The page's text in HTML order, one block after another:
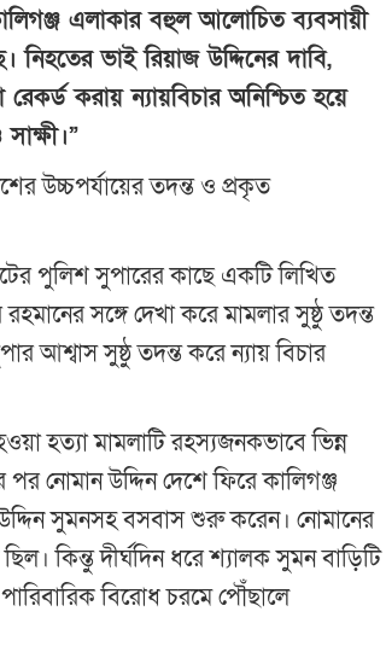
এলাকার বহুল আলোচিত ব্যবসায়ী
নিহতের ভাই রিয়াজ উদ্দিনের দাবি,
করায় ন্যায়বিচার অনিশ্চিত হয়ে
উচ্চপর্যায়ের তদন্ত ও প্রকৃত
পুলিশ সুপারের কাছে একটি লিখিত
সঙ্গে দেখা করে মামলার সুষ্ঠু তদন্ত
আশ্বাস সুষ্ঠু তদন্ত করে ন্যায় বিচার
হত্যা মামলাটি রহস্যজনকভাবে ভিন্ন
পর নোমান উদ্দিন দেশে ফিরে কালিগঞ্জ
উদ্দিন সুমনসহ বসবাস শুরু করেন। নোমানের
কিন্তু দীর্ঘদিন ধরে শ্যালক সুমন বাড়িটি
বিরোধ চরমে পৌঁছালে